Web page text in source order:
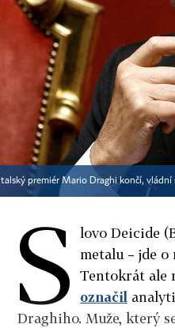
Italský premiér Mario Draghi končí,
S
lovo Deicide
metalu – jde o
Tentokrát ale
označil
Draghiho. Muže, který